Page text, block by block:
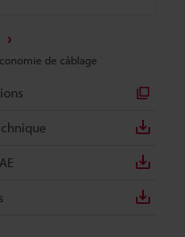
de câblage